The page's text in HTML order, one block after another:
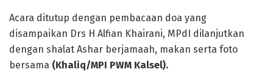
Acara ditutup dengan pembacaan doa yang
disampaikan Drs H Alfian Khairani, MPdI dilanjutkan
dengan shalat Ashar berjamaah, makan serta foto
bersama (Khaliq/MPI PWM Kalsel).